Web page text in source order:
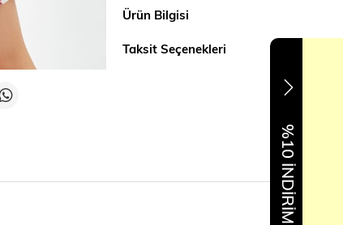
Ürün Bilgisi
Taksit Seçenekleri
%10 İNDİRİM